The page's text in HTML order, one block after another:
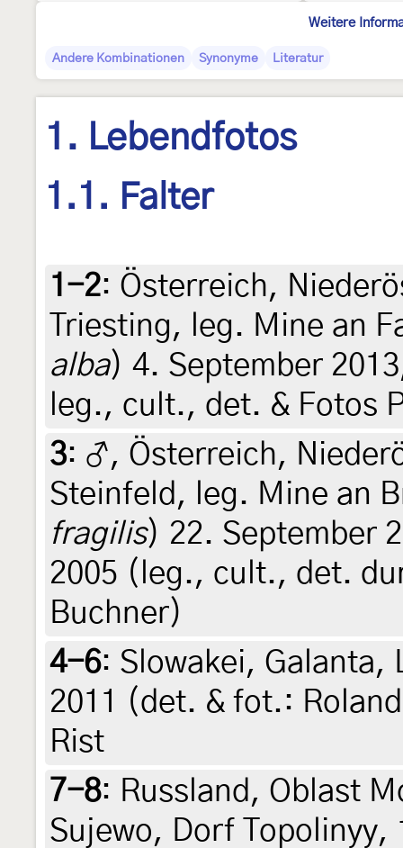
Weitere
Andere Kombinationen Synonyme Literatur
1. Lebendfotos
1.1. Falter
1-2: Österreich,
Triesting, leg. Mine an
alba) 4. September
leg., cult., det. & Fotos
3: ♂, Österreich,
Steinfeld, leg. Mine an
fragilis) 22. September
2005 (leg., cult., det.
Buchner)
4-6: Slowakei, Galanta,
2011 (det. & fot.:
Rist
7-8: Russland, Oblast
Sujewo, Dorf Topolinyy,